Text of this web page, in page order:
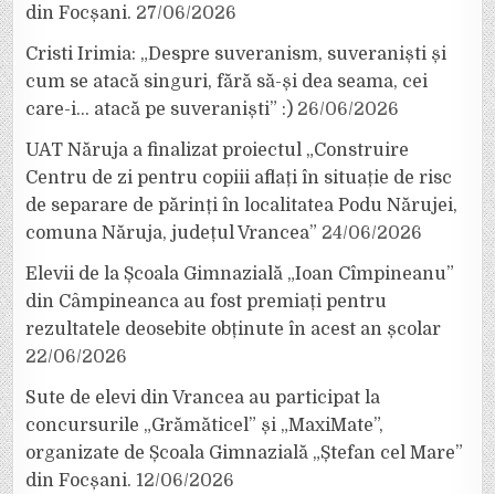
din Focșani. 27/06/2026
Cristi Irimia: „Despre suveranism, suveraniști și
cum se atacă singuri, fără să-și dea seama, cei
care-i… atacă pe suveraniști” :) 26/06/2026
UAT Năruja a finalizat proiectul „Construire
Centru de zi pentru copiii aflați în situație de risc
de separare de părinți în localitatea Podu Nărujei,
comuna Năruja, județul Vrancea” 24/06/2026
Elevii de la Școala Gimnazială „Ioan Cîmpineanu”
din Câmpineanca au fost premiați pentru
rezultatele deosebite obținute în acest an școlar
22/06/2026
Sute de elevi din Vrancea au participat la
concursurile „Grămăticel” și „MaxiMate”,
organizate de Școala Gimnazială „Ștefan cel Mare”
din Focșani. 12/06/2026